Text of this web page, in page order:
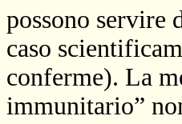
possono servire
caso
conferme). La
immunitario”